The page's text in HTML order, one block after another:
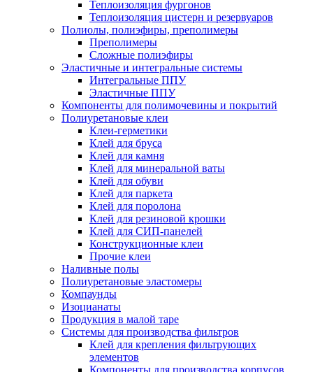
Теплоизоляция фургонов
Теплоизоляция цистерн и резервуаров
Полиолы, полиэфиры, преполимеры
Преполимеры
Сложные полиэфиры
Эластичные и интегральные системы
Интегральные ППУ
Эластичные ППУ
Компоненты для полимочевины и покрытий
Полиуретановые клеи
Клеи-герметики
Клей для бруса
Клей для камня
Клей для минеральной ваты
Клей для обуви
Клей для паркета
Клей для поролона
Клей для резиновой крошки
Клей для СИП-панелей
Конструкционные клеи
Прочие клеи
Наливные полы
Полиуретановые эластомеры
Компаунды
Изоцианаты
Продукция в малой таре
Системы для производства фильтров
Клей для крепления фильтрующих
элементов
Компоненты для производства корпусов